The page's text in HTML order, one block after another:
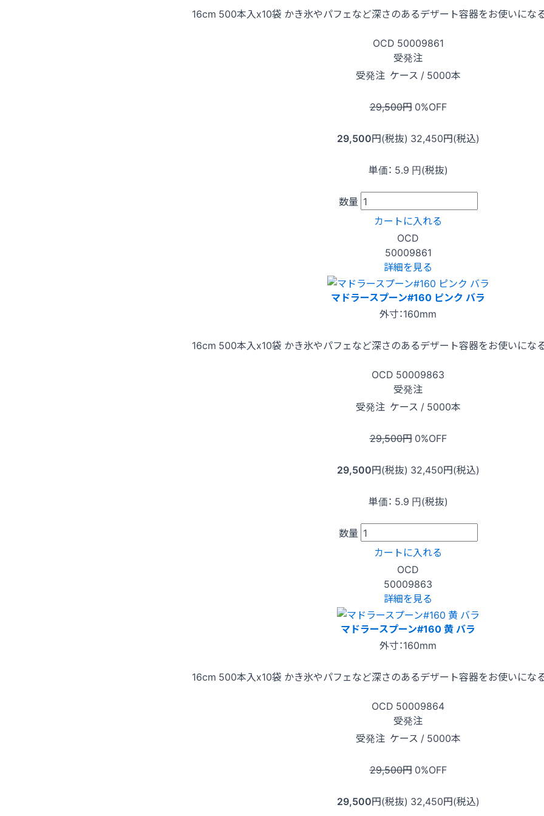
16cm 500本入x10袋 かき氷やパフェなど深さのあるデザート容器をお使いにな
OCD 50009861
受発注
受発注 ケース / 5000本
29,500円 0%OFF
29,500円(税抜) 32,450円(税込)
単価： 5.9 円(税抜)
数量
カートに入れる
OCD
50009861
詳細を見る
マドラースプーン#160 ピンク バラ
外寸：160mm
16cm 500本入x10袋 かき氷やパフェなど深さのあるデザート容器をお使いにな
OCD 50009863
受発注
受発注 ケース / 5000本
29,500円 0%OFF
29,500円(税抜) 32,450円(税込)
単価： 5.9 円(税抜)
数量
カートに入れる
OCD
50009863
詳細を見る
マドラースプーン#160 黄 バラ
外寸：160mm
16cm 500本入x10袋 かき氷やパフェなど深さのあるデザート容器をお使いにな
OCD 50009864
受発注
受発注 ケース / 5000本
29,500円 0%OFF
29,500円(税抜) 32,450円(税込)